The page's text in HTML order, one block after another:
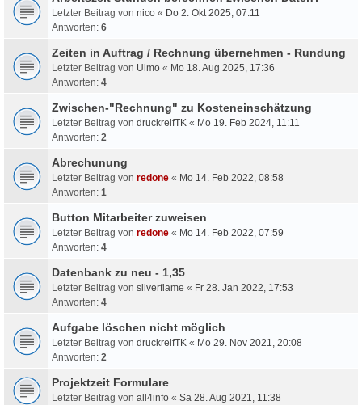
Letzter Beitrag von nico « Do 2. Okt 2025, 07:11
Antworten: 6
Zeiten in Auftrag / Rechnung übernehmen - Rundung
Letzter Beitrag von Ulmo « Mo 18. Aug 2025, 17:36
Antworten: 4
Zwischen-"Rechnung" zu Kosteneinschätzung
Letzter Beitrag von druckreifTK « Mo 19. Feb 2024, 11:11
Antworten: 2
Abrechunung
Letzter Beitrag von redone « Mo 14. Feb 2022, 08:58
Antworten: 1
Button Mitarbeiter zuweisen
Letzter Beitrag von redone « Mo 14. Feb 2022, 07:59
Antworten: 4
Datenbank zu neu - 1,35
Letzter Beitrag von silverflame « Fr 28. Jan 2022, 17:53
Antworten: 4
Aufgabe löschen nicht möglich
Letzter Beitrag von druckreifTK « Mo 29. Nov 2021, 20:08
Antworten: 2
Projektzeit Formulare
Letzter Beitrag von all4info « Sa 28. Aug 2021, 11:38